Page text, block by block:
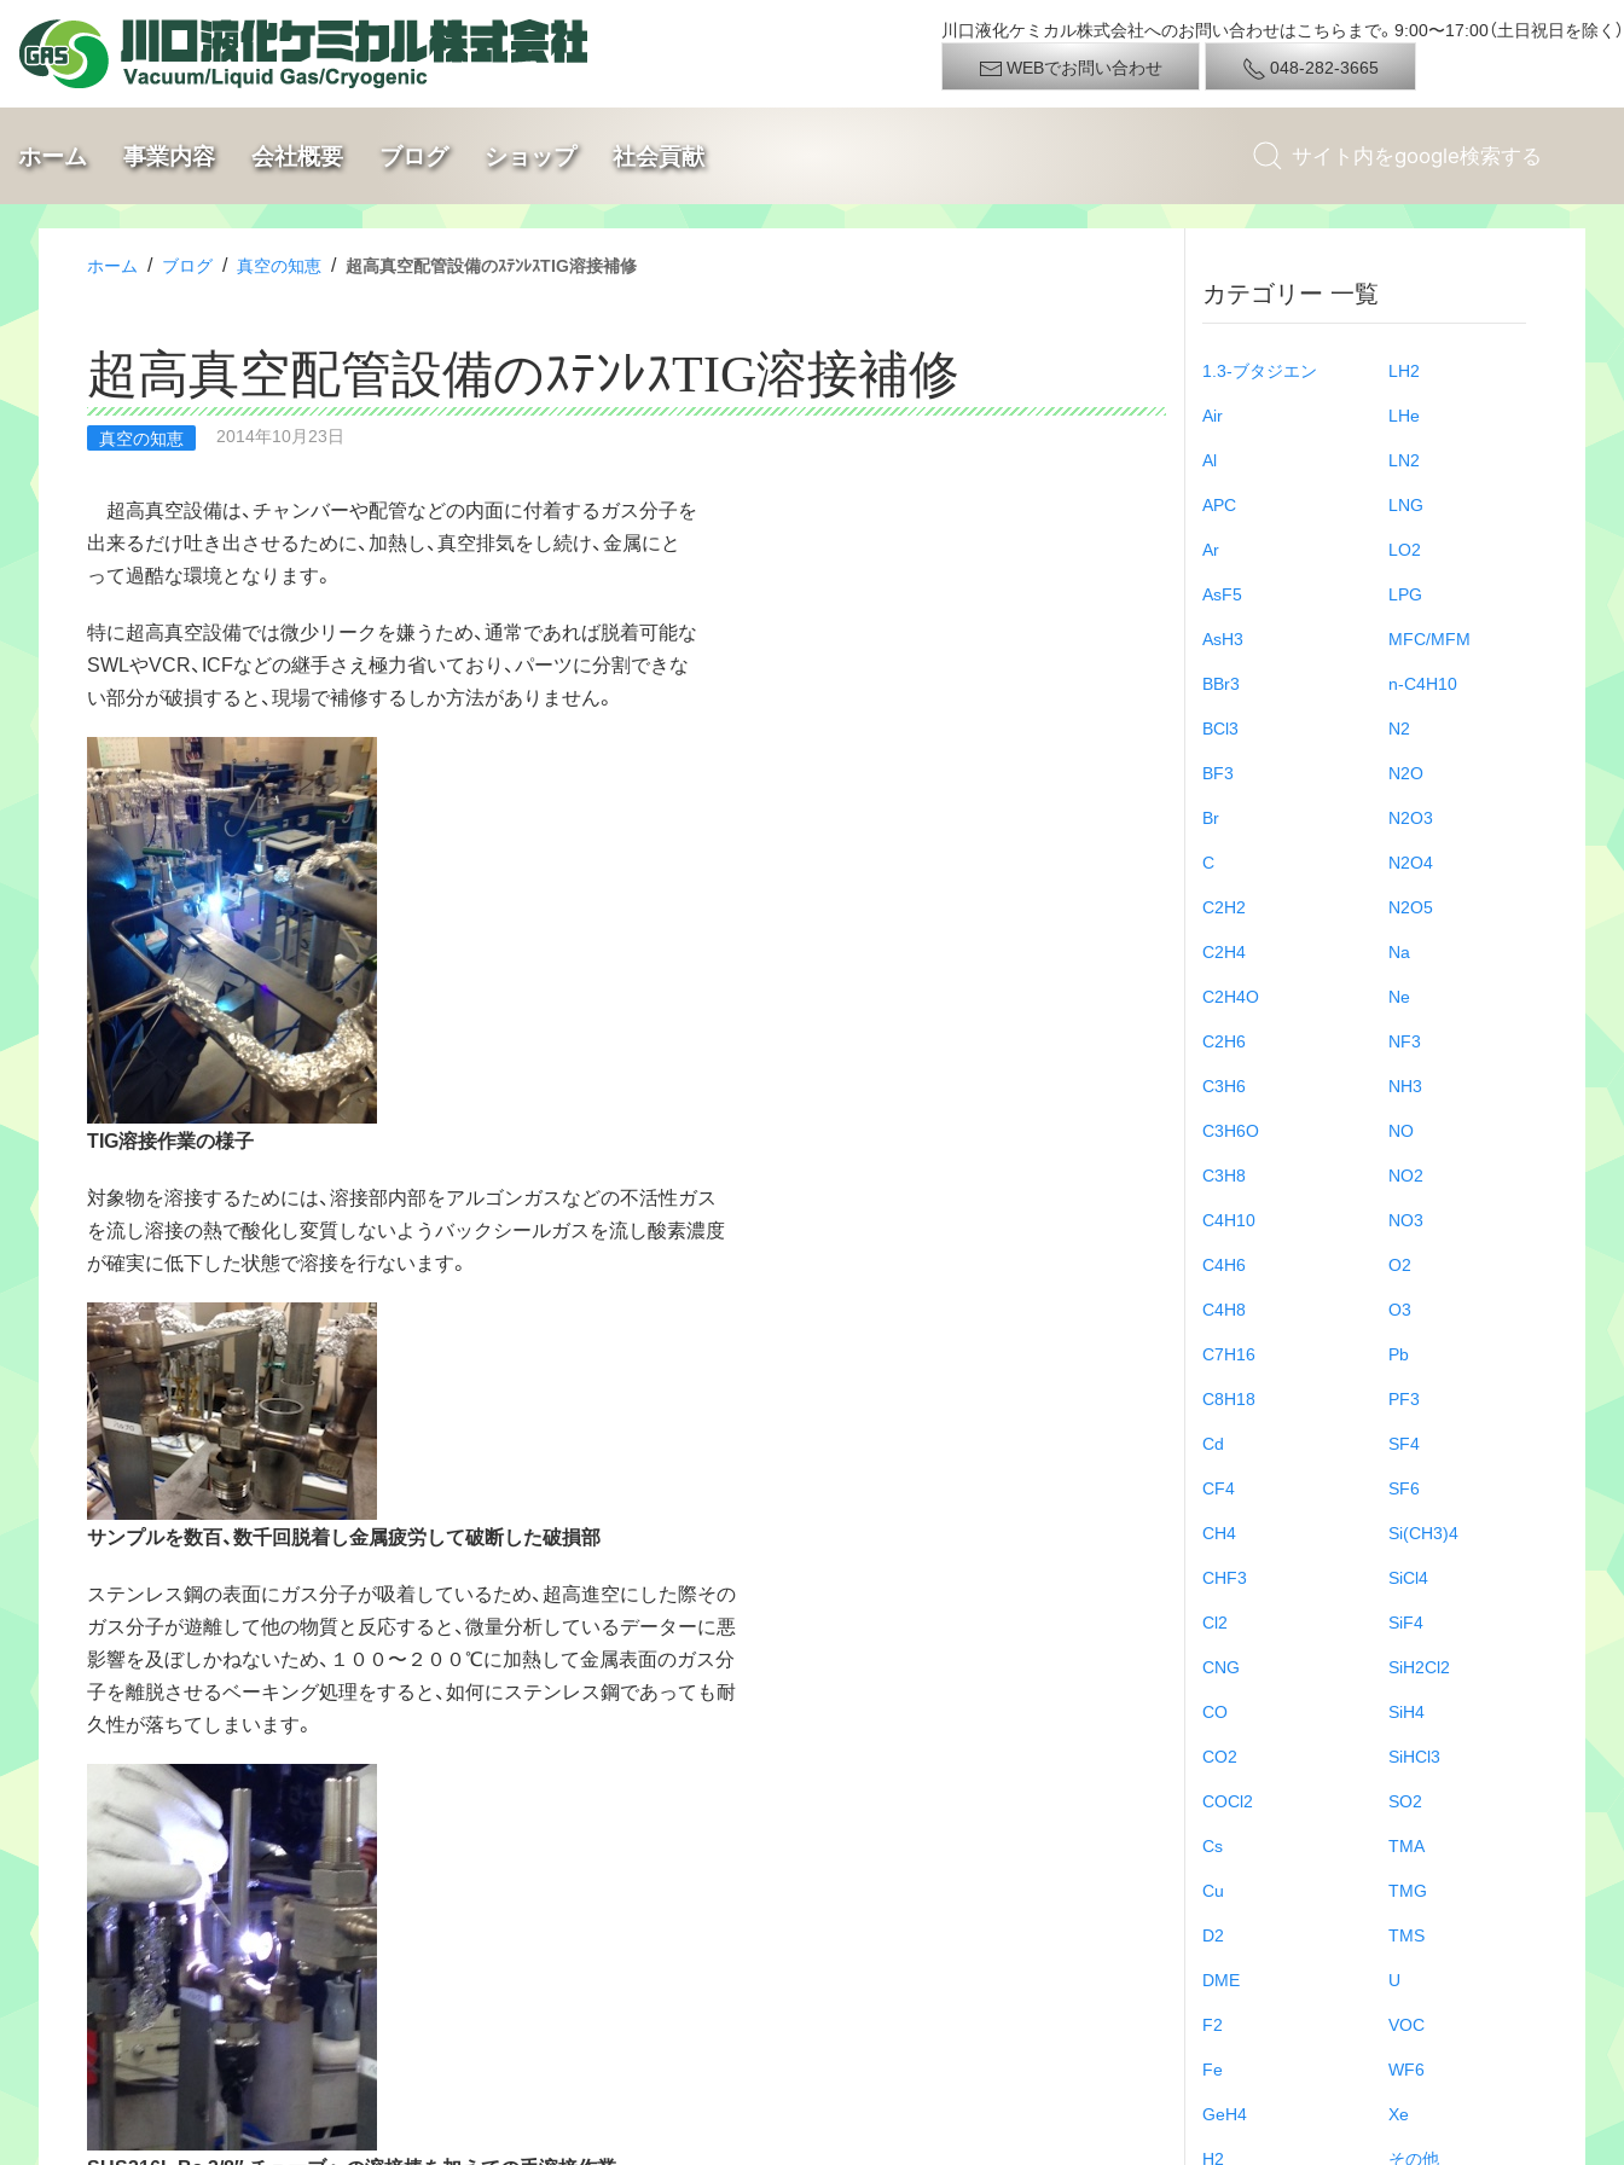
川口液化ケミカル株式会社へのお問い合わせはこちらまで。9:00〜17:00（土日祝日を除く）
WEBでお問い合わせ
048-282-3665
ホーム 事業内容 会社概要 ブログ ショップ 社会貢献
ホーム / ブログ / 真空の知恵 / 超高真空配管設備のｽﾃﾝﾚｽTIG溶接補修
超高真空配管設備のｽﾃﾝﾚｽTIG溶接補修
真空の知恵 2014年10月23日
超高真空設備は、チャンバーや配管などの内面に付着するガス分子を
出来るだけ吐き出させるために、加熱し、真空排気をし続け、金属にと
って過酷な環境となります。
特に超高真空設備では微少リークを嫌うため、通常であれば脱着可能な
SWLやVCR、ICFなどの継手さえ極力省いており、パーツに分割できな
い部分が破損すると、現場で補修するしか方法がありません。
TIG溶接作業の様子
対象物を溶接するためには、溶接部内部をアルゴンガスなどの不活性ガス
を流し溶接の熱で酸化し変質しないようバックシールガスを流し酸素濃度
が確実に低下した状態で溶接を行ないます。
サンプルを数百、数千回脱着し金属疲労して破断した破損部
ステンレス鋼の表面にガス分子が吸着しているため、超高進空にした際その
ガス分子が遊離して他の物質と反応すると、微量分析しているデーターに悪
影響を及ぼしかねないため、１００〜２００℃に加熱して金属表面のガス分
子を離脱させるベーキング処理をすると、如何にステンレス鋼であっても耐
久性が落ちてしまいます。
カテゴリー 一覧
1.3-ブタジエン
Air
Al
APC
Ar
AsF5
AsH3
BBr3
BCl3
BF3
Br
C
C2H2
C2H4
C2H4O
C2H6
C3H6
C3H6O
C3H8
C4H10
C4H6
C4H8
C7H16
C8H18
Cd
CF4
CH4
CHF3
Cl2
CNG
CO
CO2
COCl2
Cs
Cu
D2
DME
F2
Fe
GeH4
H2
LH2
LHe
LN2
LNG
LO2
LPG
MFC/MFM
n-C4H10
N2
N2O
N2O3
N2O4
N2O5
Na
Ne
NF3
NH3
NO
NO2
NO3
O2
O3
Pb
PF3
SF4
SF6
Si(CH3)4
SiCl4
SiF4
SiH2Cl2
SiH4
SiHCl3
SO2
TMA
TMG
TMS
U
VOC
WF6
Xe
その他